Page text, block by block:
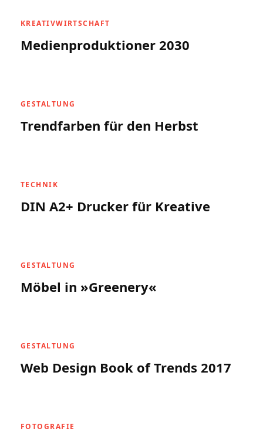
KREATIVWIRTSCHAFT
Medienproduktioner 2030
GESTALTUNG
Trendfarben für den Herbst
TECHNIK
DIN A2+ Drucker für Kreative
GESTALTUNG
Möbel in »Greenery«
GESTALTUNG
Web Design Book of Trends 2017
FOTOGRAFIE